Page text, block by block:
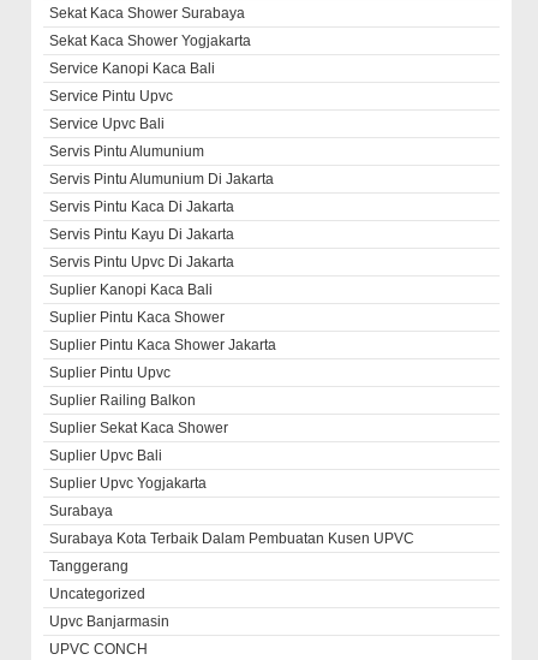
Sekat Kaca Shower Surabaya
Sekat Kaca Shower Yogjakarta
Service Kanopi Kaca Bali
Service Pintu Upvc
Service Upvc Bali
Servis Pintu Alumunium
Servis Pintu Alumunium Di Jakarta
Servis Pintu Kaca Di Jakarta
Servis Pintu Kayu Di Jakarta
Servis Pintu Upvc Di Jakarta
Suplier Kanopi Kaca Bali
Suplier Pintu Kaca Shower
Suplier Pintu Kaca Shower Jakarta
Suplier Pintu Upvc
Suplier Railing Balkon
Suplier Sekat Kaca Shower
Suplier Upvc Bali
Suplier Upvc Yogjakarta
Surabaya
Surabaya Kota Terbaik Dalam Pembuatan Kusen UPVC
Tanggerang
Uncategorized
Upvc Banjarmasin
UPVC CONCH